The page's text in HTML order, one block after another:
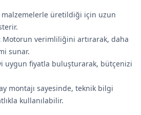
malzemelerle üretildiği için uzun
Motorun verimliliğini artırarak, daha
sunar.
uygun fiyatla buluşturarak, bütçenizi
montajı sayesinde, teknik bilgi
kullanılabilir.